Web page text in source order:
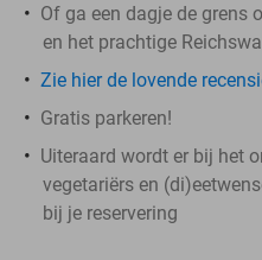
Of ga een dagje de grens
en het prachtige
Zie hier de lovende
Gratis parkeren!
Uiteraard wordt er bij het
vegetariërs en
bij je reservering